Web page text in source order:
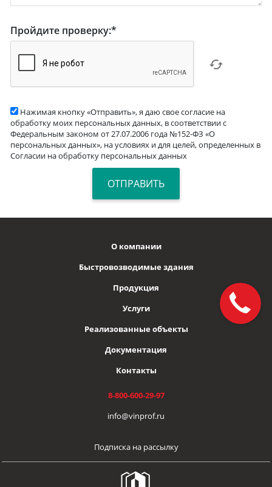
Пройдите проверку:*
Нажимая кнопку «Отправить», я даю свое согласие на
обработку моих персональных данных, в соответствии с
Федеральным законом от 27.07.2006 года №152-ФЗ «О
персональных данных», на условиях и для целей, определенных в
Согласии на обработку персональных данных
О компании
Быстровозводимые здания
Продукция
Услуги
Реализованные объекты
Документация
Контакты
8-800-600-29-97
info@vinprof.ru
Подписка на рассылку